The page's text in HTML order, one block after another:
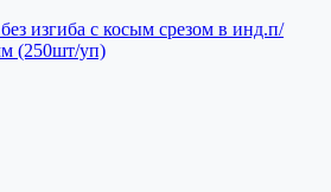
изгиба с косым срезом в инд.п/
(250шт/уп)